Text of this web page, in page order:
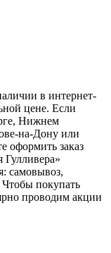
в интернет-
цене. Если
Нижнем
на-Дону или
оформить заказ
самовывоз,
Чтобы покупать
проводим акции